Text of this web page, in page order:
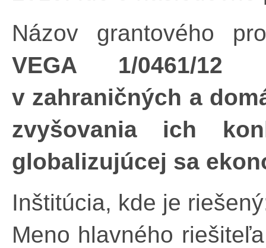
Názov grantového
VEGA 1/0461/12
v zahraničných a
zvyšovania ich
globalizujúcej sa
Inštitúcia, kde je
Meno hlavného